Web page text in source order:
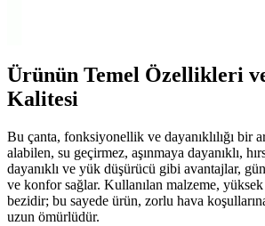
Ürünün Temel Özellikleri
Kalitesi
Bu çanta, fonksiyonellik ve dayanıklılığı bir
alabilen, su geçirmez, aşınmaya dayanıklı,
dayanıklı ve yük düşürücü gibi avantajlar,
ve konfor sağlar. Kullanılan malzeme,
bezidir; bu sayede ürün, zorlu hava
uzun ömürlüdür.